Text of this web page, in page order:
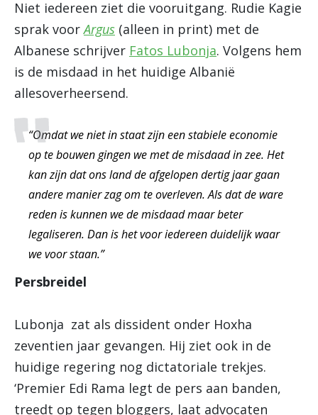
Niet iedereen ziet die vooruitgang. Rudie Kagie
sprak voorArgus (alleen in print) met de
Albanese schrijver Fatos Lubonja. Volgens hem
is de misdaad in het huidige Albanië
allesoverheersend.
“Omdat we niet in staat zijn een stabiele economie
op te bouwen gingen we met de misdaad in zee. Het
kan zijn dat ons land de afgelopen dertig jaar gaan
andere manier zag om te overleven. Als dat de ware
reden is kunnen we de misdaad maar beter
legaliseren. Dan is het voor iedereen duidelijk waar
we voor staan.”
Persbreidel
Lubonja zat als dissident onder Hoxha
zeventien jaar gevangen. Hij ziet ook in de
huidige regering nog dictatoriale trekjes.
‘Premier Edi Rama legt de pers aan banden,
treedt op tegen bloggers, laat advocaten